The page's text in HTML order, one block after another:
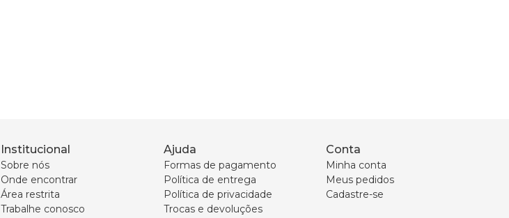
Institucional
Sobre nós
Onde encontrar
Área restrita
Trabalhe conosco
Ajuda
Formas de pagamento
Política de entrega
Política de privacidade
Trocas e devoluções
Conta
Minha conta
Meus pedidos
Cadastre-se